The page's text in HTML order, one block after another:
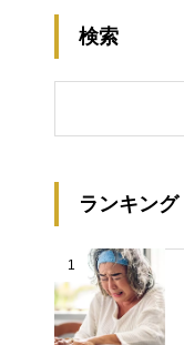
検索
ランキング
1